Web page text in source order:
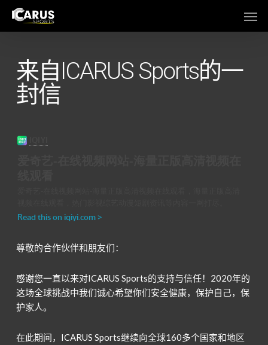
Skip
main
来自ICARUS Sports的一
封信
尊敬的合作伙伴和朋友们：
感谢您一直以来对ICARUS Sports的支持与信任！2020年的
这场全球挑战中我们诚心希望你们安全健康，保护自己，保
护家人。
在此期间，ICARUS Sports继续向全球160多个国家和地区